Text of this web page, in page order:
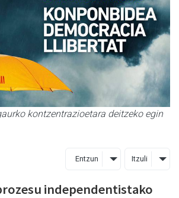
kontzentrazioetara deitzeko egin
Entzun Itzuli
independentistako